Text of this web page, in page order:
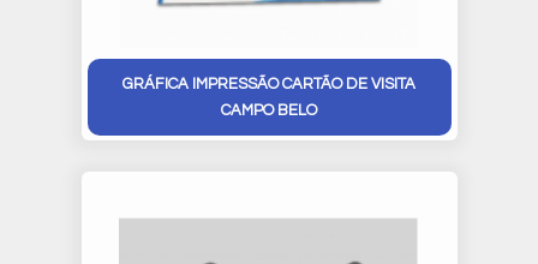
GRÁFICA IMPRESSÃO CARTÃO DE VISITA
CAMPO BELO